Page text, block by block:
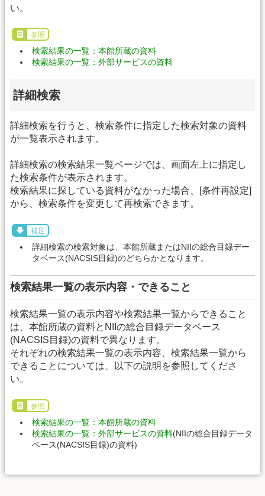
い。
参照
検索結果の一覧：本館所蔵の資料
検索結果の一覧：外部サービスの資料
詳細検索
詳細検索を行うと、検索条件に指定した検索対象の資料
が一覧表示されます。
詳細検索の検索結果一覧ページでは、画面左上に指定し
た検索条件が表示されます。
検索結果に探している資料がなかった場合、[条件再設定]
から、検索条件を変更して再検索できます。
補足
詳細検索の検索対象は、本館所蔵またはNIIの総合目録デー
タベース(NACSIS目録)のどちらかとなります。
検索結果一覧の表示内容・できること
検索結果一覧の表示内容や検索結果一覧からできること
は、本館所蔵の資料とNIIの総合目録データベース
(NACSIS目録)の資料で異なります。
それぞれの検索結果一覧の表示内容、検索結果一覧から
できることについては、以下の説明を参照してくださ
い。
参照
検索結果の一覧：本館所蔵の資料
検索結果の一覧：外部サービスの資料(NIIの総合目録データ
ベース(NACSIS目録)の資料)